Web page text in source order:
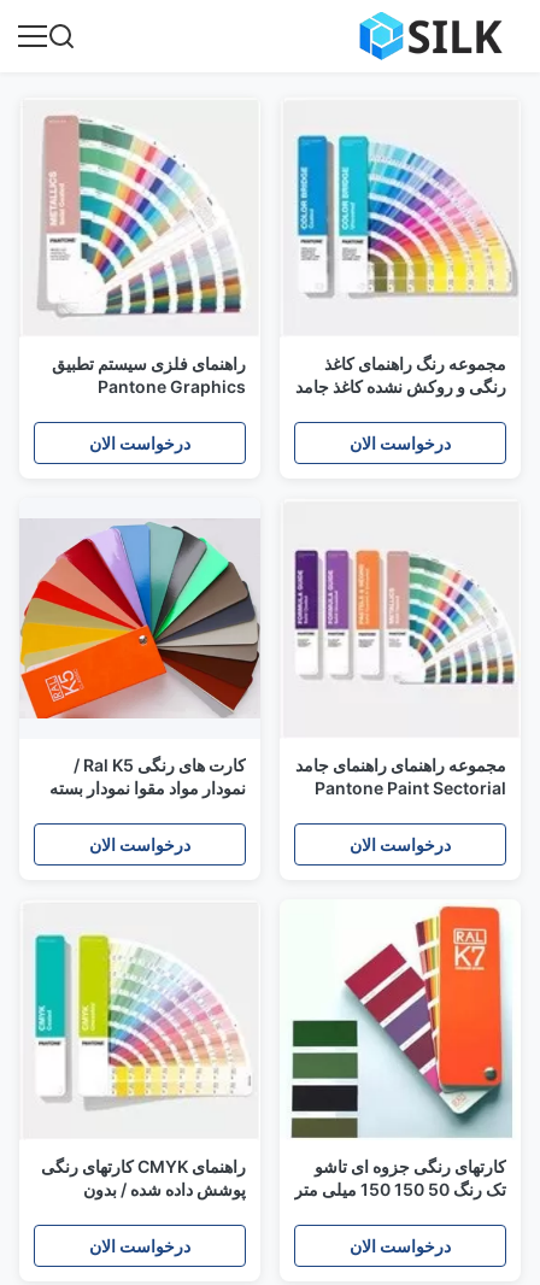
مجموعه رنگ راهنمای کاغذ
رنگی و روکش نشده کاغذ جامد
مجموعه راهنمای پل رنگی
درخواست الان
راهنمای فلزی سیستم تطبیق
Pantone Graphics
آرم ها / مارک تجاری
درخواست الان
مجموعه راهنمای راهنمای جامد
Pantone Paint Sectorial
Formula Graphic Guide
درخواست الان
کارت های رنگی Ral K5 /
نمودار مواد مقوا نمودار بسته
درخواست الان
کارتهای رنگی جزوه ای تاشو
تک رنگ 50 150 150 میلی متر
درخواست الان
راهنمای CMYK کارتهای رنگی
پوشش داده شده / بدون
چهار فرآیند رنگی
درخواست الان